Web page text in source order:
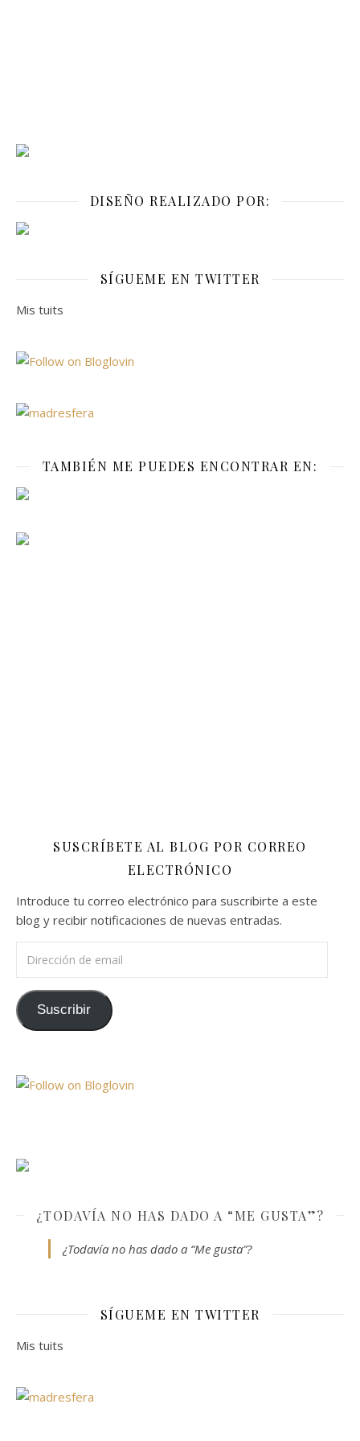
DISEÑO REALIZADO POR:
SÍGUEME EN TWITTER
Mis tuits
TAMBIÉN ME PUEDES ENCONTRAR EN:
SUSCRÍBETE AL BLOG POR CORREO
ELECTRÓNICO
Introduce tu correo electrónico para suscribirte a este
blog y recibir notificaciones de nuevas entradas.
Suscribir
¿TODAVÍA NO HAS DADO A “ME GUSTA”?
¿Todavía no has dado a “Me gusta”?
SÍGUEME EN TWITTER
Mis tuits